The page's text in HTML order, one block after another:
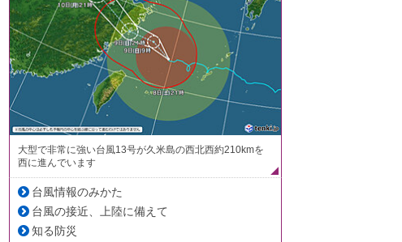
大型で非常に強い台風13号が久米島の西北西約210kmを
西に進んでいます
台風情報のみかた
台風の接近、上陸に備えて
知る防災